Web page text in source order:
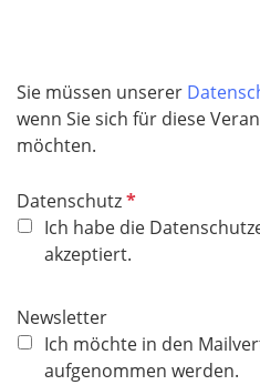
Sie müssen unserer
wenn Sie sich für diese
möchten.
DatenschutzP
f
l
h
Ich habe die
akzeptiert.
Newsletter
Ich möchte in den
aufgenommen werden.